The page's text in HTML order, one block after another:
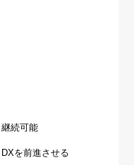
続可能
を前進させる